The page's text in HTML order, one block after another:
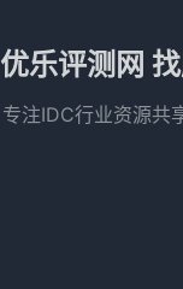
优乐评测网
专注IDC行业资源共